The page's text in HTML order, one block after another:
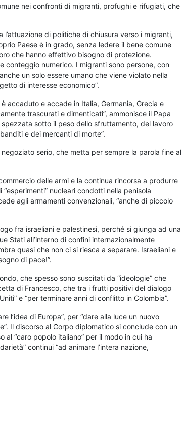
nei confronti di migranti, profughi e rifugiati, che
di politiche di chiusura verso i migranti,
Paese è in grado, senza ledere il bene comune
che hanno effettivo bisogno di protezione.
conteggio numerico. I migranti sono persone, con
un solo essere umano che viene violato nella
di interesse economico”.
accaduto e accade in Italia, Germania, Grecia e
trascurati e dimenticati”, ammonisce il Papa
sotto il peso dello sfruttamento, del lavoro
e dei mercanti di morte”.
serio, che metta per sempre la parola fine al
delle armi e la continua rincorsa a produrre
nucleari condotti nella penisola
agli armamenti convenzionali, “anche di piccolo
fra israeliani e palestinesi, perché si giunga ad una
Stati all’interno di confini internazionalmente
quasi che non ci si riesca a separare. Israeliani e
di pace!”.
che spesso sono suscitati da “ideologie” che
di Francesco, che tra i frutti positivi del dialogo
e “per terminare anni di conflitto in Colombia”.
l’idea di Europa”, per “dare alla luce un nuovo
Il discorso al Corpo diplomatico si conclude con un
“caro popolo italiano” per il modo in cui ha
continui “ad animare l’intera nazione,